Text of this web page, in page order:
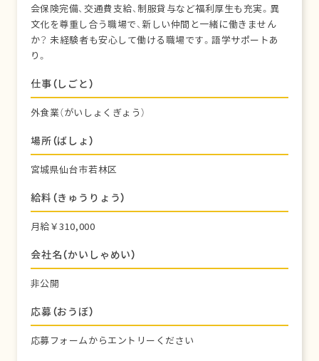
会保険完備、交通費支給、制服貸与など福利厚生も充実。異
文化を尊重し合う職場で、新しい仲間と一緒に働きません
か？ 未経験者も安心して働ける職場です。語学サポートあ
り。
仕事（しごと）
外食業（がいしょくぎょう）
場所（ばしょ）
宮城県仙台市若林区
給料（きゅうりょう）
月給￥310,000
会社名（かいしゃめい）
非公開
応募（おうぼ）
応募フォームからエントリーください